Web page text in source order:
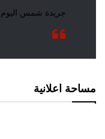
مساحة اعلانية